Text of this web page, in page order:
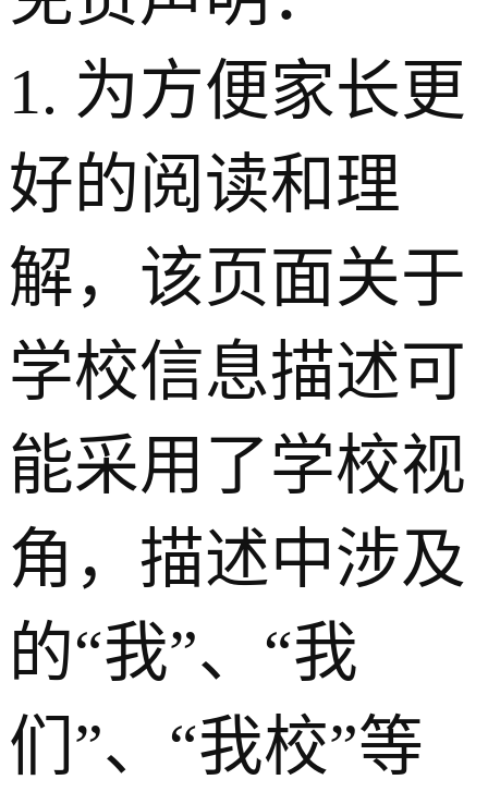
1. 为方便家长更
好的阅读和理
解，该页面关于
学校信息描述可
能采用了学校视
角，描述中涉及
的“我”、“我
们”、“我校”等